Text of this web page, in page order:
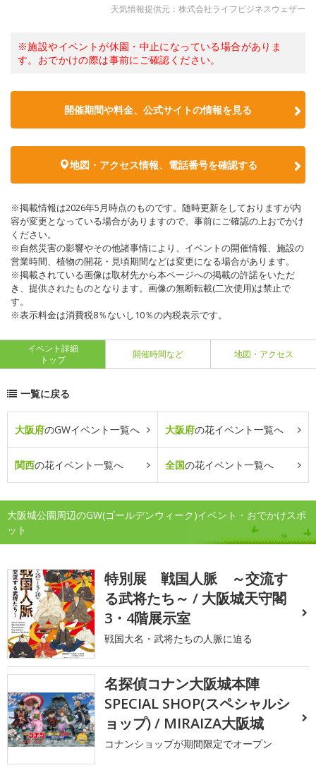
天気情報提供元：株式会社ライフビジネスウェザー
※施設やイベントが休園・中止になっている場合がありま
す。おでかけの際は事前にご確認ください。
開催期間や料金、公式サイトの情報を見る
地図・アクセス情報、電話番号を確認する
※掲載情報は2026年5月時点のものです。随時更新をしておりますが内
容が変更となっている場合がありますので、事前にご確認の上おでかけ
ください。
※自然災害の影響やその他諸事情により、イベントの開催情報、施設の
営業時間、植物の開花・見頃期間などは変更になる場合があります。
※掲載されている画像は取材先から本ページへの掲載の許諾をいただ
き、提供されたものとなります。画像の無断転載(二次使用)は禁止で
す。
※表示料金は消費税8％ないし10％の内税表示です。
イベント詳細
トップ
開催時間など 地図・アクセス
一覧に戻る
大阪府のGWイベント一覧へ 大阪府の花イベント一覧へ
関西の花イベント一覧へ 全国の花イベント一覧へ
大阪城公園周辺のGW(ゴールデンウィーク)イベント・おでかけスポ
ット
特別展 戦国人脈 ～交流す
る武将たち～ / 大阪城天守閣
3・4階展示室
戦国大名・武将たちの人脈に迫る
名探偵コナン大阪城本陣
SPECIAL SHOP(スペシャルシ
ョップ) / MIRAIZA大阪城
コナンショップが期間限定でオープン